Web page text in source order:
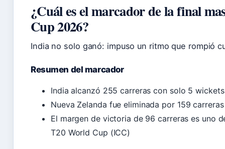
¿Cuál es el marcador de la final
Cup 2026?
India no solo ganó: impuso un ritmo que rompió
Resumen del marcador
India alcanzó 255 carreras con solo 5
Nueva Zelanda fue eliminada por 159
El margen de victoria de 96 carreras es uno
T20 World Cup (ICC)